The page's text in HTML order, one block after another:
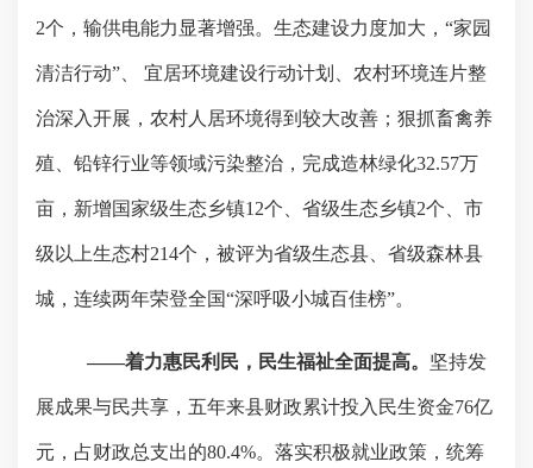
2个，输供电能力显著增强。生态建设力度加大， “家园
清洁行动” 、 宜居环境建设行动计划、农村环境连片整
治深入开展，农村人居环境得到较大改善；狠抓畜禽养
殖、铅锌行业等领域污染整治，完成造林绿化32.57万
亩，新增国家级生态乡镇12个、省级生态乡镇2个、市
级以上生态村214个，被评为省级生态县、省级森林县
城，连续两年荣登全国“深呼吸小城百佳榜”。
——着力惠民利民，民生福祉全面提高。 坚持发
展成果与民共享，五年来县财政累计投入民生资金76亿
元，占财政总支出的80.4%。落实积极就业政策，统筹